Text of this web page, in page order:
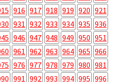
916 917 918 919 920 921
931 932 933 934 935 936
946 947 948 949 950 951
961 962 963 964 965 966
976 977 978 979 980 981
991 992 993 994 995 996